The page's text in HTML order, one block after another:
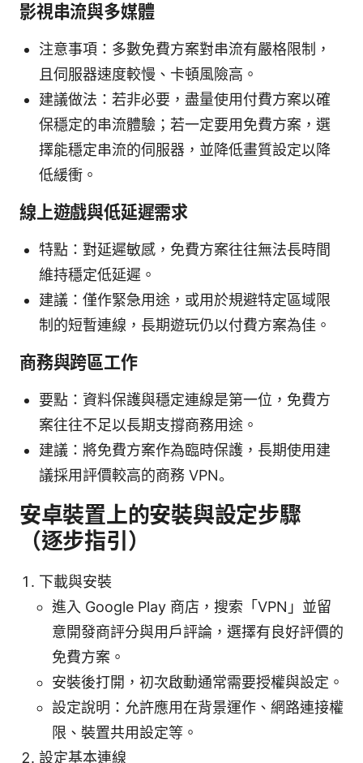
影視串流與多媒體
注意事項：多數免費方案對串流有嚴格限制，
且伺服器速度較慢、卡頓風險高。
建議做法：若非必要，盡量使用付費方案以確
保穩定的串流體驗；若一定要用免費方案，選
擇能穩定串流的伺服器，並降低畫質設定以降
低緩衝。
線上遊戲與低延遲需求
特點：對延遲敏感，免費方案往往無法長時間
維持穩定低延遲。
建議：僅作緊急用途，或用於規避特定區域限
制的短暫連線，長期遊玩仍以付費方案為佳。
商務與跨區工作
要點：資料保護與穩定連線是第一位，免費方
案往往不足以長期支撐商務用途。
建議：將免費方案作為臨時保護，長期使用建
議採用評價較高的商務 VPN。
安卓裝置上的安裝與設定步驟
（逐步指引）
下載與安裝
進入 Google Play 商店，搜索「VPN」並留
意開發商評分與用戶評論，選擇有良好評價的
免費方案。
安裝後打開，初次啟動通常需要授權與設定。
設定說明：允許應用在背景運作、網路連接權
限、裝置共用設定等。
設定基本連線